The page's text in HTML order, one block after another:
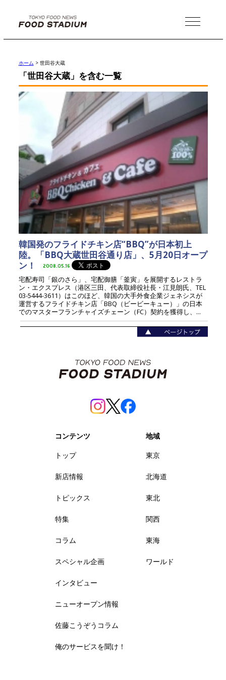
MENU
ホーム > 世田谷大蔵
「世田谷大蔵」を含む一覧
韓国発のフライドチキン店“BBQ”が日本初上
陸。「BBQ大蔵世田谷通り店」、5月20日オープ
ン！
2008.05.16
宅配寿司「銀のさら」、宅配御膳「釜寅」を展開するレストラ
ン・エクスプレス（港区三田、代表取締役社長・江見朗氏、TEL
03-5444-3611）はこのほど、韓国の大手外食企業ジェネシスが
運営するフライドチキン店「BBQ（ビービーキュー）」の日本
でのマスターフランチャイズチェーン（FC）契約を獲得し、...
コンテンツ
トップ
新店情報
トピックス
特集
コラム
スペシャル企画
インタビュー
ニューオープン情報
佐藤こうぞうコラム
俺のサービスを聞け！
地域
東京
北海道
東北
関西
東海
ワールド